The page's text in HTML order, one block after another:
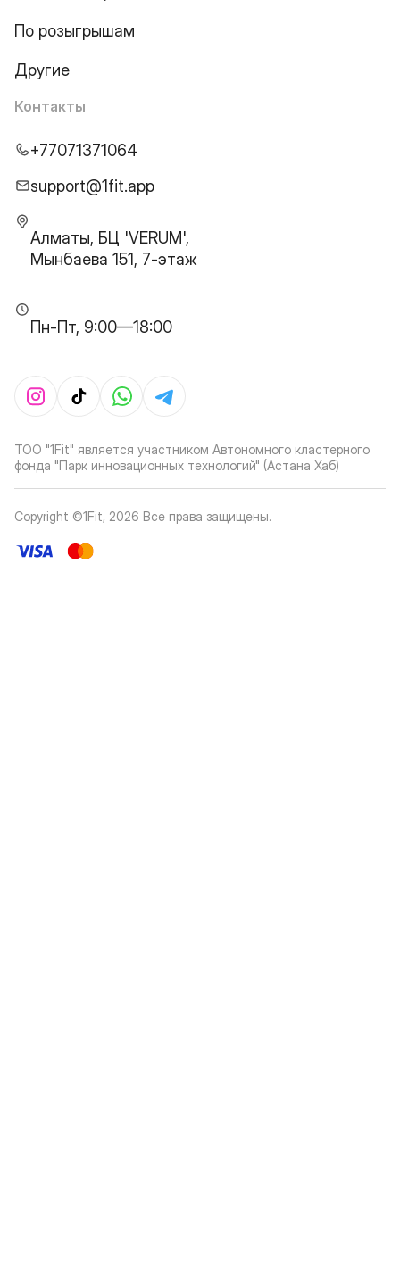
По розыгрышам
Другие
Контакты
+77071371064
support@1fit.app
Алматы, БЦ 'VERUM',
Мынбаева 151, 7-этаж
Пн-Пт, 9:00—18:00
ТОО "1Fit" является участником Автономного кластерного
фонда "Парк инновационных технологий" (Астана Хаб)
Copyright ©1Fit, 2026 Все права защищены.